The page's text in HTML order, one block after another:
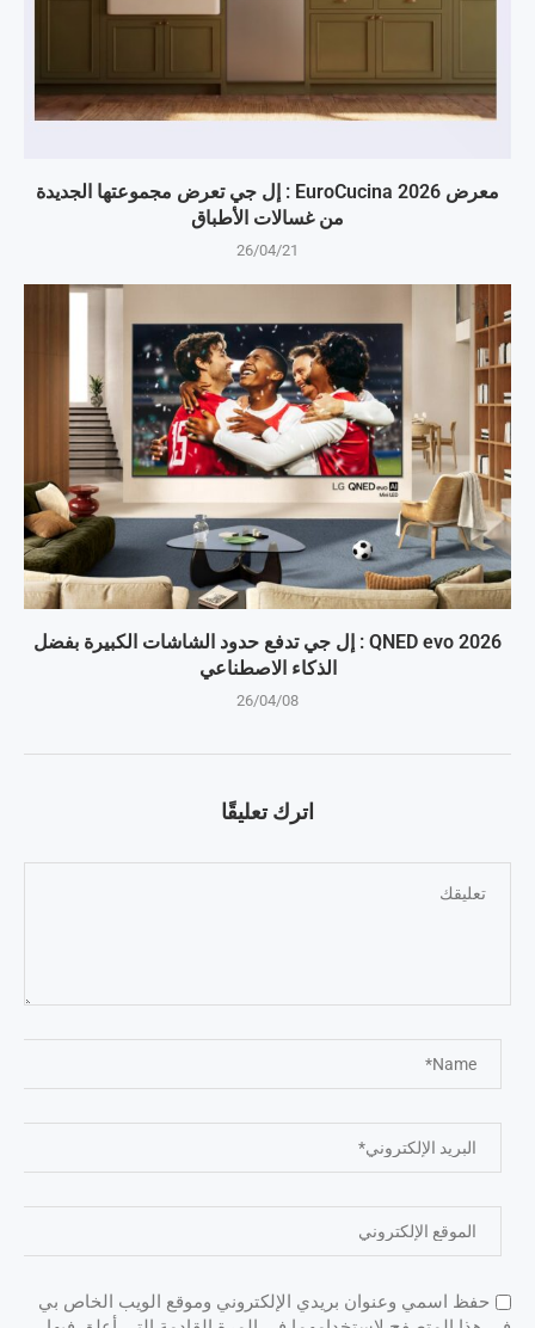
معرض EuroCucina 2026 : إل جي تعرض مجموعتها الجديدة
من غسالات الأطباق
26/04/21
QNED evo 2026 : إل جي تدفع حدود الشاشات الكبيرة بفضل
الذكاء الاصطناعي
26/04/08
اترك تعليقًا
حفظ اسمي وعنوان بريدي الإلكتروني وموقع الويب الخاص بي